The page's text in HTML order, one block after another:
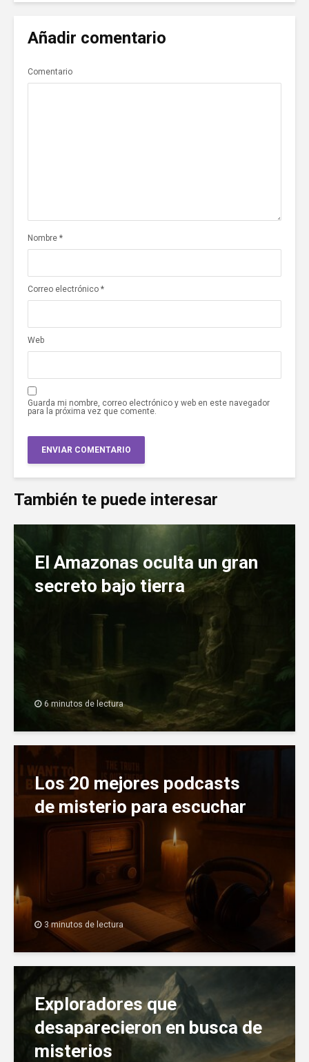
Añadir comentario
Comentario
Nombre *
Correo electrónico *
Web
Guarda mi nombre, correo electrónico y web en este navegador
para la próxima vez que comente.
También te puede interesar
El Amazonas oculta un gran
secreto bajo tierra
6 minutos de lectura
Los 20 mejores podcasts
de misterio para escuchar
3 minutos de lectura
Exploradores que
desaparecieron en busca de
misterios